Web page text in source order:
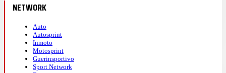
NETWORK
Auto
Autosprint
Inmoto
Motosprint
Guerinsportivo
Sport Network